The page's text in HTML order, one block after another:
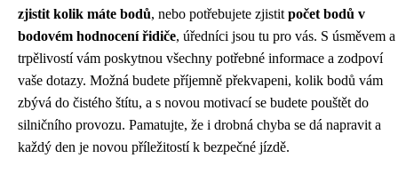
zjistit kolik máte bodů, nebo potřebujete zjistit počet bodů v
bodovém hodnocení řidiče, úředníci jsou tu pro vás. S úsměvem a
trpělivostí vám poskytnou všechny potřebné informace a zodpoví
vaše dotazy. Možná budete příjemně překvapeni, kolik bodů vám
zbývá do čistého štítu, a s novou motivací se budete pouštět do
silničního provozu. Pamatujte, že i drobná chyba se dá napravit a
každý den je novou příležitostí k bezpečné jízdě.